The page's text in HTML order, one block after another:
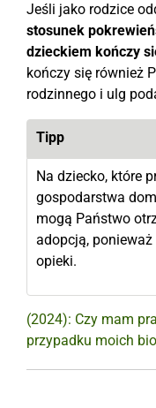
Jeśli jako rodzice
stosunek
dzieckiem kończy
kończy się również
rodzinnego i ulg
Tipp
Na dziecko, które
gospodarstwa
mogą Państwo
adopcją,
opieki.
(2024): Czy mam
przypadku moich